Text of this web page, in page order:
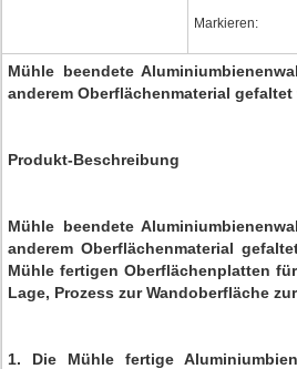
Markieren:
Mühle beendete
anderem Oberflächenmaterial gefaltet
Produkt-Beschreibung
Mühle beendete
anderem Oberflächenmaterial
Mühle fertigen Oberflächenplatten
Lage, Prozess zur Wandoberfläche
1. Die Mühle fertige